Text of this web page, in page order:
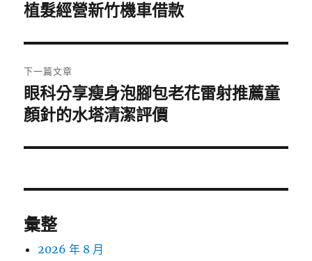
導
覽
一
文
章:
植髮經營新竹機車借款
下一篇文章
下
一
文
眼科分享瘦身泡腳包老花雷射推薦童
顏針的水塔清潔評價
彙整
2026 年 8 月